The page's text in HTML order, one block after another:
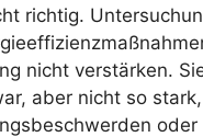
richtig.
nicht verstärken.
aber nicht so
oder